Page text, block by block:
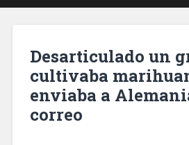
Desarticulado un
cultivaba
enviaba a
correo